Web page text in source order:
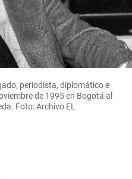
periodista, diplomático e
de 1995 en Bogotá al
Foto: Archivo EL